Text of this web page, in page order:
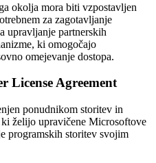
okolja mora biti vzpostavljen
za zagotavljanje
upravljanje partnerskih
ki omogočajo
omejevanje dostopa.
License Agreement
ponudnikom storitev in
želijo upravičene Microsoftove
programskih storitev svojim